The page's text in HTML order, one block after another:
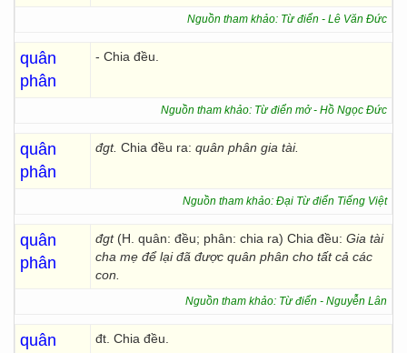
Nguồn tham khảo: Từ điển - Lê Văn Đức
quân
phân
- Chia đều.
Nguồn tham khảo: Từ điển mở - Hồ Ngọc Đức
quân
phân
đgt. Chia đều ra: quân phân gia tài.
Nguồn tham khảo: Đại Từ điển Tiếng Việt
quân
phân
đgt (H. quân: đều; phân: chia ra) Chia đều: Gia tài
cha mẹ để lại đã được quân phân cho tất cả các
con.
Nguồn tham khảo: Từ điển - Nguyễn Lân
quân
đt. Chia đều.